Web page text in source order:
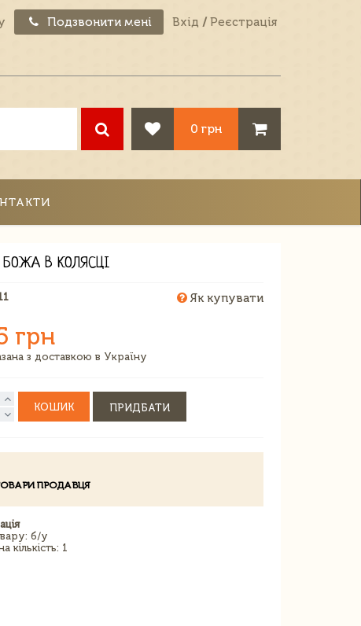
Подзвонити мені Вхід / Реєстрація
0 грн
БОЖА В КОЛЯСЦІ
Як купувати
грн
з доставкою в Україну
КОШИК ПРИДБАТИ
ПРОДАВЦЯ
б/у
кількість: 1